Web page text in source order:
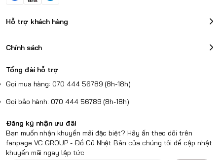
Hỗ trợ khách hàng
Chính sách
Tổng đài hỗ trợ
Gọi mua hàng: 070 444 56789 (8h-18h)
Gọi bảo hành: 070 444 56789 (8h-18h)
Đăng ký nhận ưu đãi
Bạn muốn nhận khuyến mãi đặc biệt? Hãy ấn theo dõi trên
fanpage VC GROUP - Đồ Cũ Nhật Bản của chúng tôi để cập nhật
khuyến mãi ngay lập tức